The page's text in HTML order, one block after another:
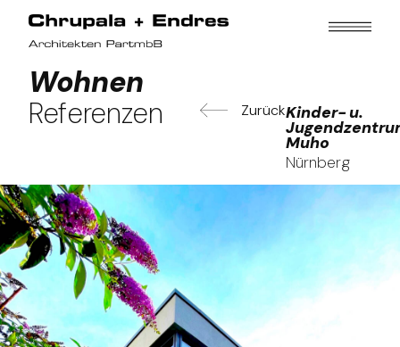
Wohnen
Referenzen
ZurückKinder- u.
Muho
Nürnberg